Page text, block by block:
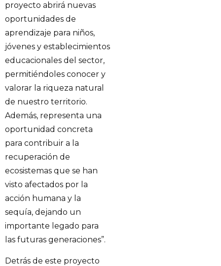
proyecto abrirá nuevas
oportunidades de
aprendizaje para niños,
jóvenes y establecimientos
educacionales del sector,
permitiéndoles conocer y
valorar la riqueza natural
de nuestro territorio.
Además, representa una
oportunidad concreta
para contribuir a la
recuperación de
ecosistemas que se han
visto afectados por la
acción humana y la
sequía, dejando un
importante legado para
las futuras generaciones”.
Detrás de este proyecto